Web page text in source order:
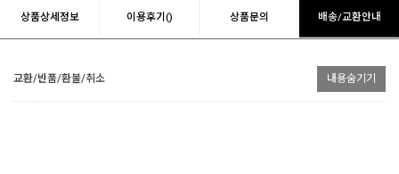
상품상세정보 이용후기() 상품문의 배송/교환안내
교환/반품/환불/취소 내용숨기기